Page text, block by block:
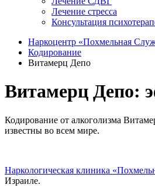
Лечение стресса
Консультация
Наркоцентр «Похмельная
Кодирование
Витамерц Депо
Витамерц Депо:
Кодирование от алкоголизма
известны во всем мире.
Наркологическая клиника
Израиле.